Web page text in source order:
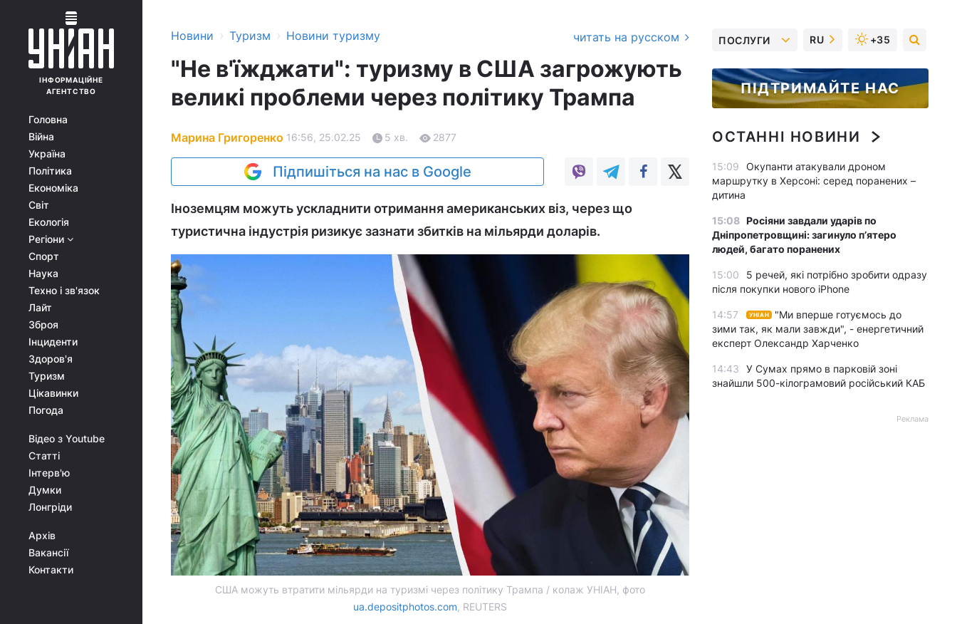
ІНФОРМАЦІЙНЕ
АГЕНТСТВО
Головна
Війна
Україна
Політика
Економіка
Світ
Екологія
Регіони
Спорт
Наука
Техно і зв'язок
Лайт
Зброя
Інциденти
Здоров'я
Туризм
Цікавинки
Погода
Відео з Youtube
Статті
Інтерв'ю
Думки
Лонгріди
Архів
Вакансії
Контакти
Новини › Туризм › Новини туризму читать на русском
"Не в'їжджати": туризму в США загрожують
великі проблеми через політику Трампа
Марина Григоренко 16:56, 25.02.25 5 хв. 2877
Підпишіться на нас в Google
Іноземцям можуть ускладнити отримання американських віз, через що
туристична індустрія ризикує зазнати збитків на мільярди доларів.
США можуть втратити мільярди на туризмі через політику Трампа / колаж УНІАН, фото
ua.depositphotos.com, REUTERS
ПОСЛУГИ RU +35
ПІДТРИМАЙТЕ НАС
ОСТАННІ НОВИНИ
15:09
Окупанти атакували дроном
маршрутку в Херсоні: серед поранених –
дитина
15:08 Росіяни завдали ударів по
Дніпропетровщині: загинуло пʼятеро
людей, багато поранених
15:00
5 речей, які потрібно зробити одразу
після покупки нового iPhone
14:57 УНІАН
"Ми вперше готуємось до
зими так, як мали завжди", - енергетичний
експерт Олександр Харченко
14:43
У Сумах прямо в парковій зоні
знайшли 500-кілограмовий російський КАБ
Реклама